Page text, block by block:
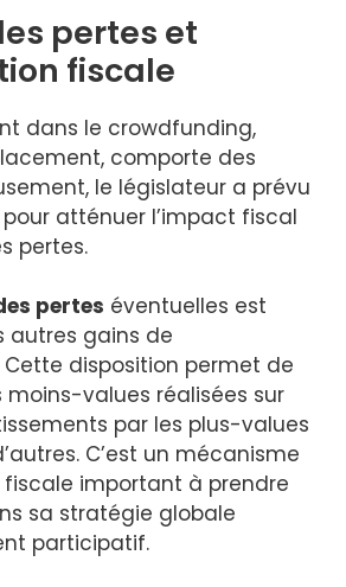
pertes et
fiscale
dans le crowdfunding,
comporte des
le législateur a prévu
atténuer l’impact fiscal
pertes.
pertes éventuelles est
autres gains de
disposition permet de
moins-values réalisées sur
par les plus-values
C’est un mécanisme
fiscale important à prendre
sa stratégie globale
participatif.